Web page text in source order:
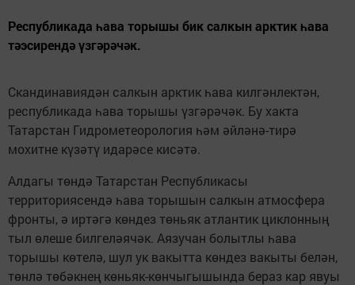
Республикада һава торышы бик салкын арктик һава
тәэсирендә үзгәрәчәк.
Скандинавиядән салкын арктик һава килгәнлектән,
республикада һава торышы үзгәрәчәк. Бу хакта
Татарстан Гидрометеорология һәм әйләнә-тирә
мохитне күзәтү идарәсе кисәтә.
Алдагы төндә Татарстан Республикасы
территориясендә һава торышын салкын атмосфера
фронты, ә иртәгә көндез төньяк атлантик циклонның
тыл өлеше билгеләячәк. Аязучан болытлы һава
торышы көтелә, шул ук вакытта көндез вакыты белән,
төнлә төбәкнең көньяк-көнчыгышында бераз кар явуы